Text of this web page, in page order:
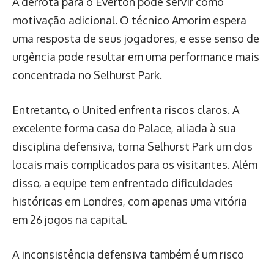
motivação adicional. O técnico Amorim espera
uma resposta de seus jogadores, e esse senso de
urgência pode resultar em uma performance mais
concentrada no Selhurst Park.
Entretanto, o United enfrenta riscos claros. A
excelente forma casa do Palace, aliada à sua
disciplina defensiva, torna Selhurst Park um dos
locais mais complicados para os visitantes. Além
disso, a equipe tem enfrentado dificuldades
históricas em Londres, com apenas uma vitória
em 26 jogos na capital.
A inconsistência defensiva também é um risco